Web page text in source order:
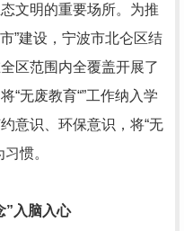
文明的重要场所。为推
”建设，宁波市北仑区结
区范围内全覆盖开展了
“无废教育“”工作纳入学
意识、环保意识，将“无
惯。
”入脑入心